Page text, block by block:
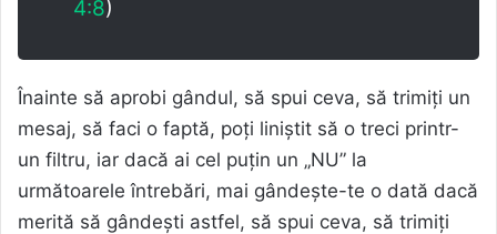
4:8)
Înainte să aprobi gândul, să spui ceva, să trimiți un
mesaj, să faci o faptă, poți liniștit să o treci printr-
un filtru, iar dacă ai cel puțin un „NU” la
următoarele întrebări, mai gândește-te o dată dacă
merită să gândești astfel, să spui ceva, să trimiți